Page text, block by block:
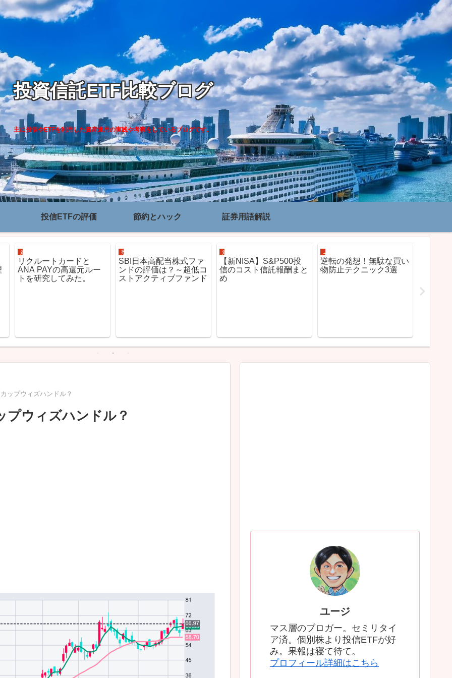
投資信託ETF比較ブログ
主に投信やETFを利用した資産運用の実践や考察をしているブログです。
投信ETFの評価 節約とハック 証券用語解説
資産運用
リクルートカードと
ANA PAYの高還元ルー
トを研究してみた。
投信ETFの評価
SBI日本高配当株式ファ
ンドの評価は？～超低コ
ストアクティブファンド
資産運用
【新NISA】S&P500投
信のコスト信託報酬まと
め
ニュース解説
逆転の発想！無駄な買い
物防止テクニック3選
客。つ
すれば
ップウィズハンドル？
ウィズハンドル？
ユージ
マス層のブロガー。セミリタイ
ア済。個別株より投信ETFが好
み。果報は寝て待て。
プロフィール詳細はこちら